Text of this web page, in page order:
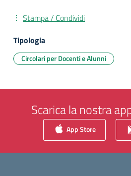
Stampa / Condividi
Tipologia
Circolari per Docenti e Alunni
Scarica la nostra
App Store